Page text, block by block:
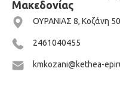
Μακεδονίας
ΟΥΡΑΝΙΑΣ 8, Κοζάνη
2461040455
kmkozani@kethea-